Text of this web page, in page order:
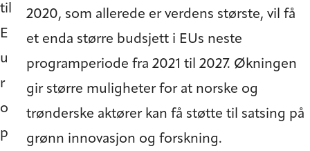
til
E
u
r
o
p
2020, som allerede er verdens største, vil få
et enda større budsjett i EUs neste
programperiode fra 2021 til 2027. Økningen
gir større muligheter for at norske og
trønderske aktører kan få støtte til satsing på
grønn innovasjon og forskning.